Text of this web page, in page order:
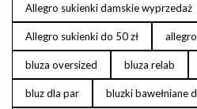
Allegro sukienki damskie wyprzedaż
Allegro sukienki do 50 zł
bluza oversized bluza relab
bluz dla par bluzki bawełniane